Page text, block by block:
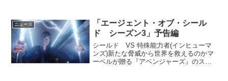
ニュース
「エージェント・オブ・シール
ド シーズン3」予告編
シールド VS 特殊能力者(インヒューマ
ンズ)新たな脅威から世界を救えるのかマ
ーベルが贈る『アベンジャーズ』のスピ